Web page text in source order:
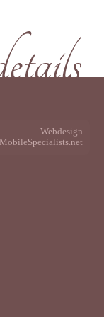
Webdesign
MobileSpecialists.net